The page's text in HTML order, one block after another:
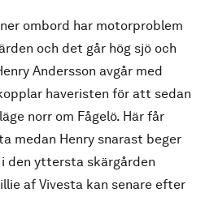
ombord har motorproblem
och det går hög sjö och
Andersson avgår med
haveristen för att sedan
norr om Fågelö. Här får
medan Henry snarast beger
den yttersta skärgården
af Vivesta kan senare efter